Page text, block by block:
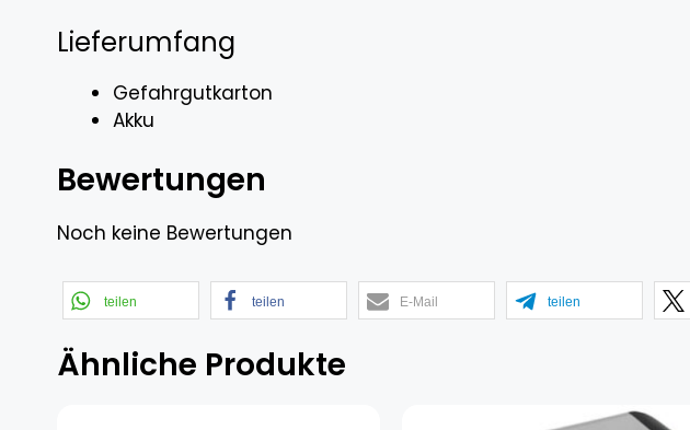
Lieferumfang
Gefahrgutkarton
Akku
Bewertungen
Noch keine Bewertungen
teilen teilen E-Mail teilen
Ähnliche Produkte